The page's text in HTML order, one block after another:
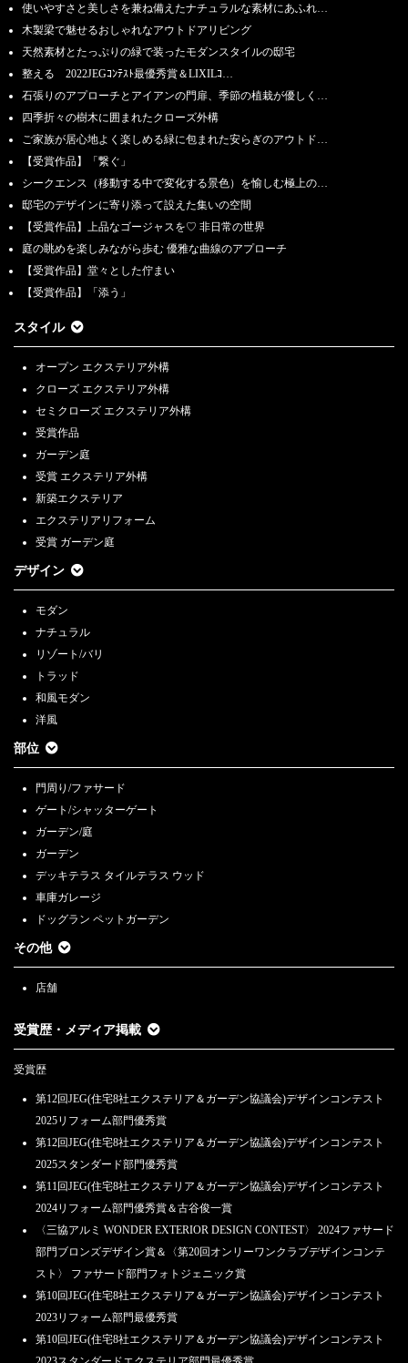
使いやすさと美しさを兼ね備えたナチュラルな素材にあふれ…
木製梁で魅せるおしゃれなアウトドアリビング
天然素材とたっぷりの緑で装ったモダンスタイルの邸宅
整える 2022JEGｺﾝﾃｽﾄ最優秀賞＆LIXILｺ…
石張りのアプローチとアイアンの門扉、季節の植栽が優しく…
四季折々の樹木に囲まれたクローズ外構
ご家族が居心地よく楽しめる緑に包まれた安らぎのアウトド…
【受賞作品】「繋ぐ」
シークエンス（移動する中で変化する景色）を愉しむ極上の…
邸宅のデザインに寄り添って設えた集いの空間
【受賞作品】上品なゴージャスを♡ 非日常の世界
庭の眺めを楽しみながら歩む 優雅な曲線のアプローチ
【受賞作品】堂々とした佇まい
【受賞作品】「添う」
スタイル
オープン エクステリア外構
クローズ エクステリア外構
セミクローズ エクステリア外構
受賞作品
ガーデン庭
受賞 エクステリア外構
新築エクステリア
エクステリアリフォーム
受賞 ガーデン庭
デザイン
モダン
ナチュラル
リゾート/バリ
トラッド
和風モダン
洋風
部位
門周り/ファサード
ゲート/シャッターゲート
ガーデン/庭
ガーデン
デッキテラス タイルテラス ウッド
車庫ガレージ
ドッグラン ペットガーデン
その他
店舗
受賞歴・メディア掲載
受賞歴
第12回JEG(住宅8社エクステリア＆ガーデン協議会)デザインコンテスト
2025リフォーム部門優秀賞
第12回JEG(住宅8社エクステリア＆ガーデン協議会)デザインコンテスト
2025スタンダード部門優秀賞
第11回JEG(住宅8社エクステリア＆ガーデン協議会)デザインコンテスト
2024リフォーム部門優秀賞＆古谷俊一賞
〈三協アルミ WONDER EXTERIOR DESIGN CONTEST〉 2024ファサード
部門ブロンズデザイン賞＆〈第20回オンリーワンクラブデザインコンテ
スト〉 ファサード部門フォトジェニック賞
第10回JEG(住宅8社エクステリア＆ガーデン協議会)デザインコンテスト
2023リフォーム部門最優秀賞
第10回JEG(住宅8社エクステリア＆ガーデン協議会)デザインコンテスト